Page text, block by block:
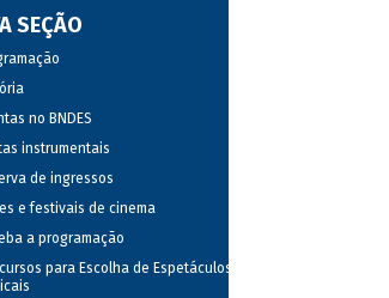
SEÇÃO
no BNDES
instrumentais
de ingressos
e festivais de cinema
a programação
para Escolha de Espetáculos